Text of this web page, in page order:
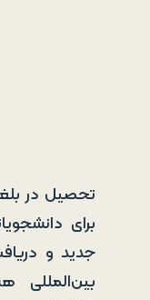
تحصیل در
برای
جدید و
بین‌المللی